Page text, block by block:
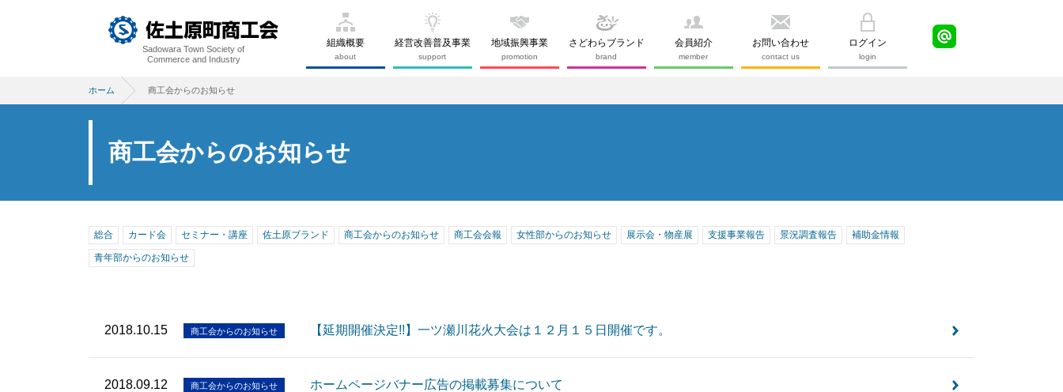
Sadowara Town Society of
Commerce and Industry
組織概要
about
経営改善普及事業
support
地域振興事業
promotion
さどわらブランド
brand
会員紹介
member
お問い合わせ
contact us
ログイン
login
ホーム 商工会からのお知らせ
商工会からのお知らせ
総合 カード会 セミナー・講座 佐土原ブランド 商工会からのお知らせ 商工会会報 女性部からのお知らせ 展示会・物産展 支援事業報告 景況調査報告 補助金情報
青年部からのお知らせ
2018.10.15 商工会からのお知らせ 【延期開催決定!!】一ツ瀬川花火大会は１２月１５日開催です。
2018.09.12 商工会からのお知らせ ホームページバナー広告の掲載募集について